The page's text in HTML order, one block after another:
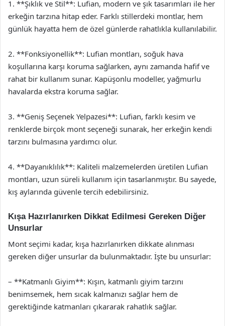
1. **Şıklık ve Stil**: Lufian, modern ve şık tasarımları ile her
erkeğin tarzına hitap eder. Farklı stillerdeki montlar, hem
günlük hayatta hem de özel günlerde rahatlıkla kullanılabilir.
2. **Fonksiyonellik**: Lufian montları, soğuk hava
koşullarına karşı koruma sağlarken, aynı zamanda hafif ve
rahat bir kullanım sunar. Kapüşonlu modeller, yağmurlu
havalarda ekstra koruma sağlar.
3. **Geniş Seçenek Yelpazesi**: Lufian, farklı kesim ve
renklerde birçok mont seçeneği sunarak, her erkeğin kendi
tarzını bulmasına yardımcı olur.
4. **Dayanıklılık**: Kaliteli malzemelerden üretilen Lufian
montları, uzun süreli kullanım için tasarlanmıştır. Bu sayede,
kış aylarında güvenle tercih edebilirsiniz.
Kışa Hazırlanırken Dikkat Edilmesi Gereken Diğer
Unsurlar
Mont seçimi kadar, kışa hazırlanırken dikkate alınması
gereken diğer unsurlar da bulunmaktadır. İşte bu unsurlar:
– **Katmanlı Giyim**: Kışın, katmanlı giyim tarzını
benimsemek, hem sıcak kalmanızı sağlar hem de
gerektiğinde katmanları çıkararak rahatlık sağlar.